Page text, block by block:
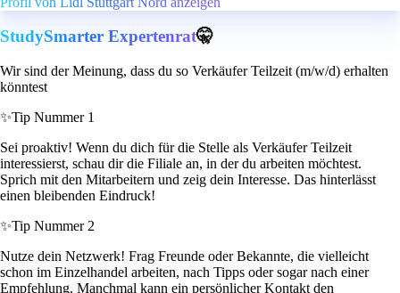
StudySmarter Expertenrat🤫
Wir sind der Meinung, dass du so Verkäufer Teilzeit (m/w/d) erhalten
könntest
✨Tip Nummer 1
Sei proaktiv! Wenn du dich für die Stelle als Verkäufer Teilzeit
interessierst, schau dir die Filiale an, in der du arbeiten möchtest.
Sprich mit den Mitarbeitern und zeig dein Interesse. Das hinterlässt
einen bleibenden Eindruck!
✨Tip Nummer 2
Nutze dein Netzwerk! Frag Freunde oder Bekannte, die vielleicht
schon im Einzelhandel arbeiten, nach Tipps oder sogar nach einer
Empfehlung. Manchmal kann ein persönlicher Kontakt den